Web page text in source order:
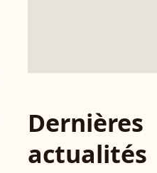
Dernières
actualités